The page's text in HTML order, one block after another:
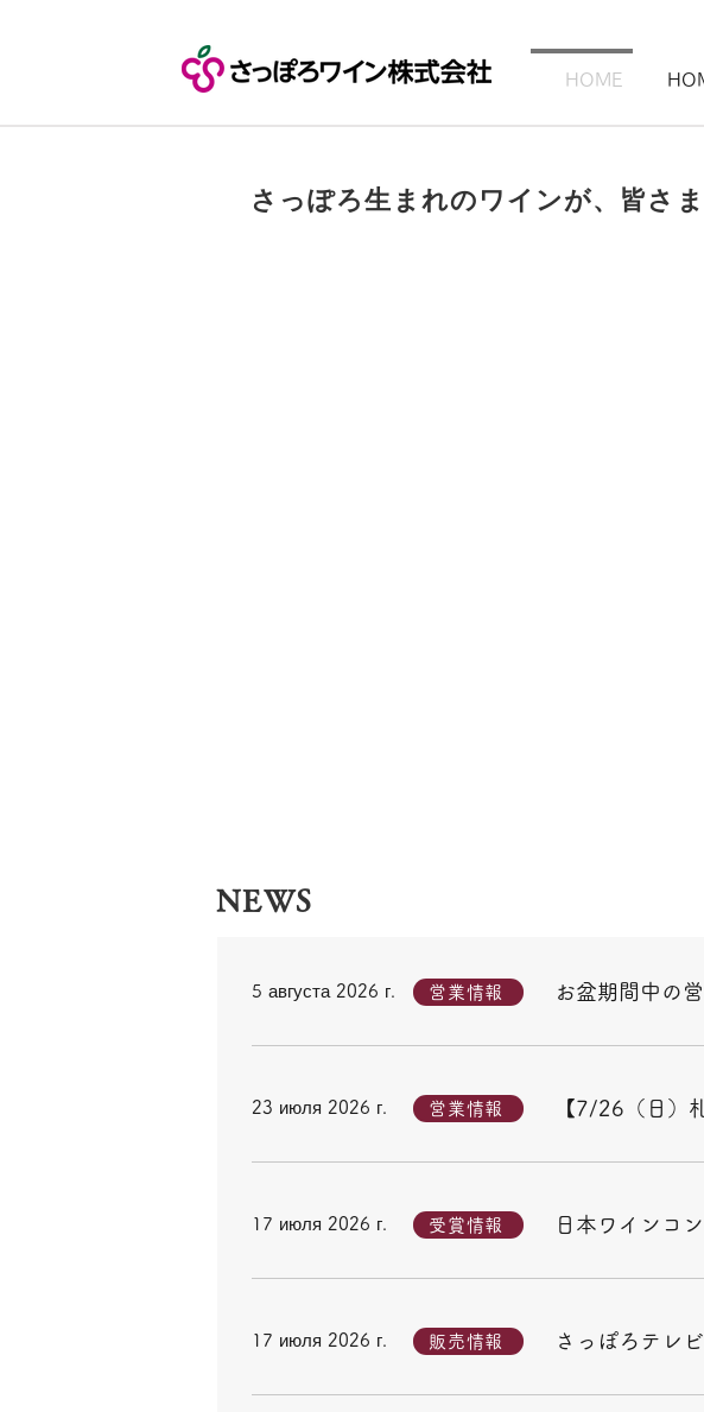
HOME
さっぽろ生まれのワインが、皆さ
NEWS
5 августа 2026 г. 営業情報 お盆期間中の
23 июля 2026 г. 営業情報 【7/26（日）
17 июля 2026 г. 受賞情報 日本ワインコ
17 июля 2026 г. 販売情報 さっぽろテレ